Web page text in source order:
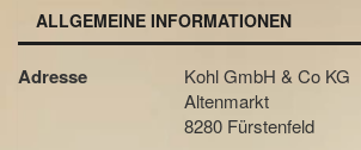
ALLGEMEINE INFORMATIONEN
Adresse
Kohl GmbH & Co KG
Altenmarkt
8280 Fürstenfeld